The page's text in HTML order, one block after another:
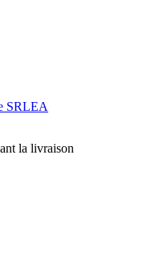
SRLEA
la livraison